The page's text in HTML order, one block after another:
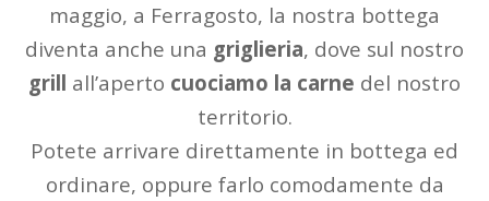
maggio, a Ferragosto, la nostra bottega
diventa anche una griglieria, dove sul nostro
grill all’aperto cuociamo la carne del nostro
territorio.
Potete arrivare direttamente in bottega ed
ordinare, oppure farlo comodamente da